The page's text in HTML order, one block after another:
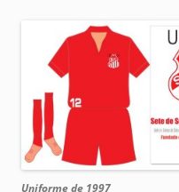
Uniforme de 1997